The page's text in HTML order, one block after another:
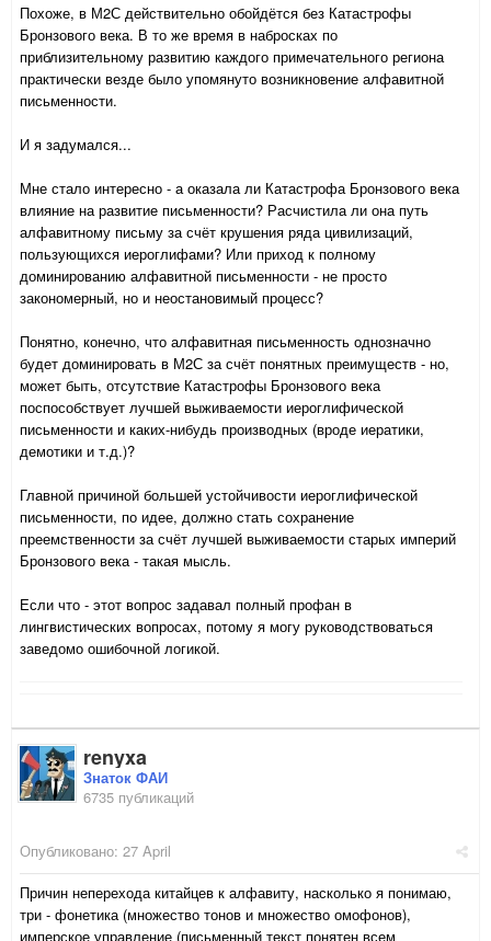
Похоже, в М2С действительно обойдётся без Катастрофы
Бронзового века. В то же время в набросках по
приблизительному развитию каждого примечательного региона
практически везде было упомянуто возникновение алфавитной
письменности.
И я задумался...
Мне стало интересно - а оказала ли Катастрофа Бронзового века
влияние на развитие письменности? Расчистила ли она путь
алфавитному письму за счёт крушения ряда цивилизаций,
пользующихся иероглифами? Или приход к полному
доминированию алфавитной письменности - не просто
закономерный, но и неостановимый процесс?
Понятно, конечно, что алфавитная письменность однозначно
будет доминировать в М2С за счёт понятных преимуществ - но,
может быть, отсутствие Катастрофы Бронзового века
поспособствует лучшей выживаемости иероглифической
письменности и каких-нибудь производных (вроде иератики,
демотики и т.д.)?
Главной причиной большей устойчивости иероглифической
письменности, по идее, должно стать сохранение
преемственности за счёт лучшей выживаемости старых империй
Бронзового века - такая мысль.
Если что - этот вопрос задавал полный профан в
лингвистических вопросах, потому я могу руководствоваться
заведомо ошибочной логикой.
renyxa
Знаток ФАИ
6735 публикаций
Опубликовано: 27 April
Причин неперехода китайцев к алфавиту, насколько я понимаю,
три - фонетика (множество тонов и множество омофонов),
имперское управление (письменный текст понятен всем